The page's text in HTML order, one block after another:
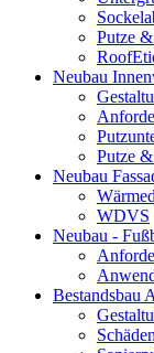
Putze
Neubau
Putze
Neubau
WDVS
Neubau -
Bestandsbau
Schäden